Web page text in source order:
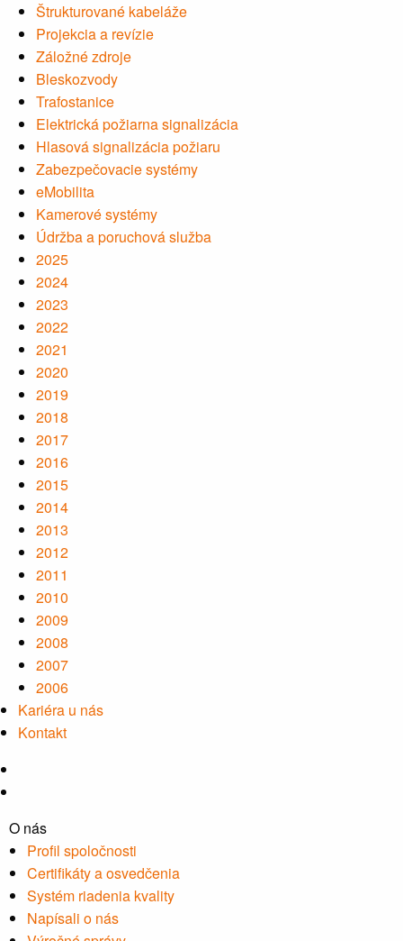
Štrukturované kabeláže
Projekcia a revízie
Záložné zdroje
Bleskozvody
Trafostanice
Elektrická požiarna signalizácia
Hlasová signalizácia požiaru
Zabezpečovacie systémy
eMobilita
Kamerové systémy
Údržba a poruchová služba
2025
2024
2023
2022
2021
2020
2019
2018
2017
2016
2015
2014
2013
2012
2011
2010
2009
2008
2007
2006
Kariéra u nás
Kontakt
O nás
Profil spoločnosti
Certifikáty a osvedčenia
Systém riadenia kvality
Napísali o nás